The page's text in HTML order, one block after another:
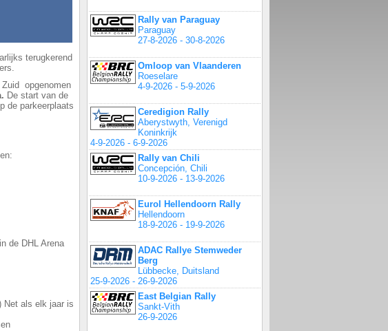
terugkerend
Zuid opgenomen
De start van de
de parkeerplaats
de DHL Arena
Net als elk jaar is
Rally van Paraguay
Paraguay
27-8-2026 - 30-8-2026
Omloop van Vlaanderen
Roeselare
4-9-2026 - 5-9-2026
Ceredigion Rally
Aberystwyth, Verenigd
Koninkrijk
4-9-2026 - 6-9-2026
Rally van Chili
Concepción, Chili
10-9-2026 - 13-9-2026
Eurol Hellendoorn Rally
Hellendoorn
18-9-2026 - 19-9-2026
ADAC Rallye Stemweder
Berg
Lübbecke, Duitsland
25-9-2026 - 26-9-2026
East Belgian Rally
Sankt-Vith
26-9-2026